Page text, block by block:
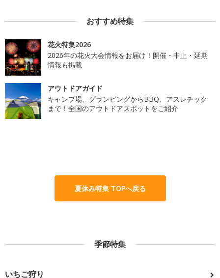
おすすめ特集
花火特集2026
2026年の花火大会情報をお届け！開催・中止・延期
情報も掲載
アウトドアガイド
キャンプ場、グランピングからBBQ、アスレチック
まで！全国のアウトドアスポットをご紹介
夏休み特集 TOPへ戻る
季節特集
いちご狩り